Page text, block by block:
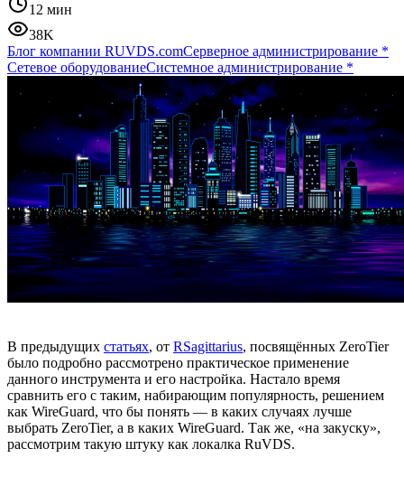
12 мин
38K
Блог компании RUVDS.comСерверное администрирование *
Сетевое оборудованиеСистемное администрирование *
В предыдущих статьях, от RSagittarius, посвящённых ZeroTier
было подробно рассмотрено практическое применение
данного инструмента и его настройка. Настало время
сравнить его с таким, набирающим популярность, решением
как WireGuard, что бы понять — в каких случаях лучше
выбрать ZeroTier, а в каких WireGuard. Так же, «на закуску»,
рассмотрим такую штуку как локалка RuVDS.